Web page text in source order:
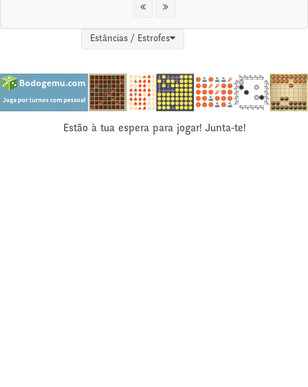
Estâncias / Estrofes
Estão à tua espera para jogar! Junta-te!